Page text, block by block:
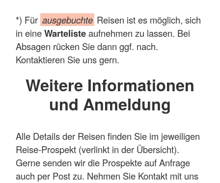
*) Für ausgebuchte Reisen ist es möglich, sich
in eineWartelisteaufnehmen zu lassen. Bei
Absagen rücken Sie dann ggf. nach.
Kontaktieren Sie uns gern.
Weitere Informationen
und Anmeldung
Alle Details der Reisen finden Sie im jeweiligen
Reise-Prospekt (verlinkt in der Übersicht).
Gerne senden wir die Prospekte auf Anfrage
auch per Post zu. Nehmen Sie Kontakt mit uns